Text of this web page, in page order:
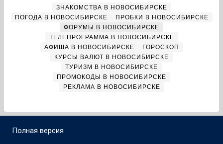
ЗНАКОМСТВА В НОВОСИБИРСКЕ
ПОГОДА В НОВОСИБИРСКЕ
ПРОБКИ В НОВОСИБИРСКЕ
ФОРУМЫ В НОВОСИБИРСКЕ
ТЕЛЕПРОГРАММА В НОВОСИБИРСКЕ
АФИША В НОВОСИБИРСКЕ
ГОРОСКОП
КУРСЫ ВАЛЮТ В НОВОСИБИРСКЕ
ТУРИЗМ В НОВОСИБИРСКЕ
ПРОМОКОДЫ В НОВОСИБИРСКЕ
РЕКЛАМА В НОВОСИБИРСКЕ
Полная версия